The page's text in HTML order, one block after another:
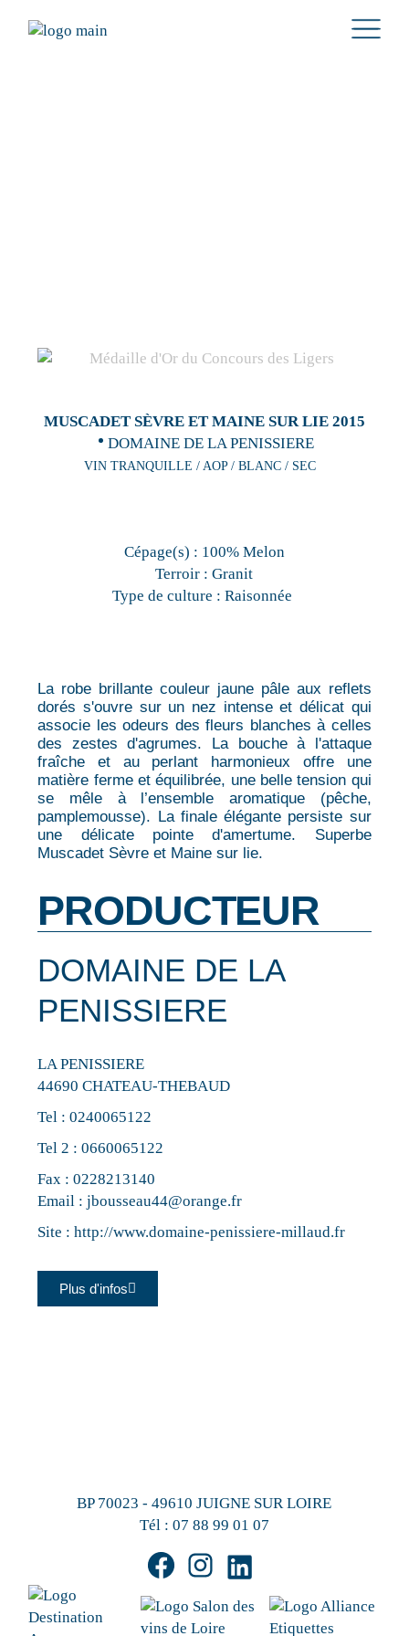
MUSCADET SÈVRE ET MAINE SUR LIE 2015
DOMAINE DE LA PENISSIERE
VIN TRANQUILLE / AOP / BLANC / SEC
Cépage(s) : 100% Melon
Terroir : Granit
Type de culture : Raisonnée
La robe brillante couleur jaune pâle aux reflets
dorés s'ouvre sur un nez intense et délicat qui
associe les odeurs des fleurs blanches à celles
des zestes d'agrumes. La bouche à l'attaque
fraîche et au perlant harmonieux offre une
matière ferme et équilibrée, une belle tension qui
se mêle à l’ensemble aromatique (pêche,
pamplemousse). La finale élégante persiste sur
une délicate pointe d'amertume. Superbe
Muscadet Sèvre et Maine sur lie.
PRODUCTEUR
DOMAINE DE LA
PENISSIERE
LA PENISSIERE
44690 CHATEAU-THEBAUD
Tel :0240065122
Tel 2 :0660065122
Fax : 0228213140
Email :jbousseau44@orange.fr
Site :http://www.domaine-penissiere-millaud.fr
Plus d'infos
BP 70023 - 49610 JUIGNE SUR LOIRE
Tél : 07 88 99 01 07